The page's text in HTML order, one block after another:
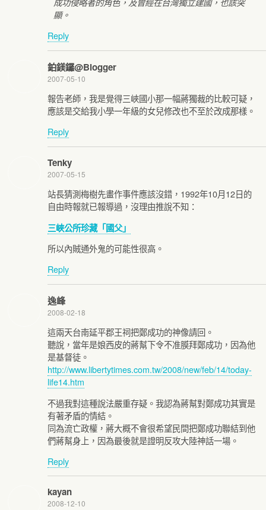
顯。
Reply
鉑鎂鑼@Blogger
2007-05-10
報告老師，我是覺得三峽國小那一幅蔣獨裁的比較可疑，
應該是交給我小學一年級的女兒修改也不至於改成那樣。
Reply
Tenky
2007-05-15
站長猜測梅樹先畫作事件應該沒錯，1992年10月12日的
自由時報就已報導過，沒理由推說不知：
三峽公所珍藏「國父」
所以內賊通外鬼的可能性很高。
Reply
逸峰
2008-02-18
這兩天台南延平郡王祠把鄭成功的神像請回。
聽說，當年是娘西皮的蔣幫下令不准膜拜鄭成功，因為他
是基督徒。
http://www.libertytimes.com.tw/2008/new/feb/14/today-
life14.htm
不過我對這種說法嚴重存疑。我認為蔣幫對鄭成功其實是
有著矛盾的情結。
同為流亡政權，蔣大概不會很希望民間把鄭成功聯結到他
們蔣幫身上，因為最後就是證明反攻大陸神話一場。
Reply
kayan
2008-12-10